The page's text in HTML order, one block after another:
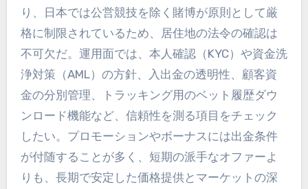
り、日本では公営競技を除く賭博が原則として厳
格に制限されているため、居住地の法令の確認は
不可欠だ。運用面では、本人確認（KYC）や資金洗
浄対策（AML）の方針、入出金の透明性、顧客資
金の分別管理、トラッキング用のベット履歴ダウ
ンロード機能など、信頼性を測る項目をチェック
したい。プロモーションやボーナスには出金条件
が付随することが多く、短期の派手なオファーよ
りも、長期で安定した価格提供とマーケットの深